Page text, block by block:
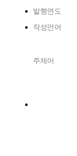
발행연도
작성언어
주제어